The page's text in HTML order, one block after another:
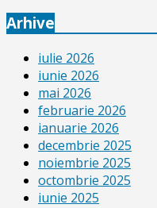
Arhive
iulie 2026
iunie 2026
mai 2026
februarie 2026
ianuarie 2026
decembrie 2025
noiembrie 2025
octombrie 2025
iunie 2025